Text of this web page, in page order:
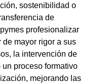
sostenibilidad o
de
profesionalizar
de mayor rigor a sus
la intervención de
proceso formativo
mejorando las